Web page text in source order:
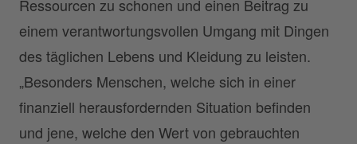
Ressourcen zu schonen und einen Beitrag zu
einem verantwortungsvollen Umgang mit Dingen
des täglichen Lebens und Kleidung zu leisten.
„Besonders Menschen, welche sich in einer
finanziell herausfordernden Situation befinden
und jene, welche den Wert von gebrauchten